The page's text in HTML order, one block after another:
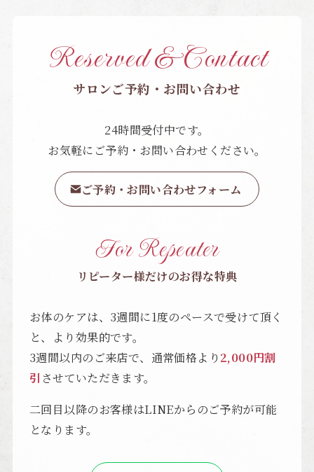
Reserved & Contact
サロンご予約・お問い合わせ
24時間受付中です。
お気軽にご予約・お問い合わせください。
ご予約・お問い合わせフォーム
For Repeater
リピーター様だけのお得な特典
お体のケアは、3週間に1度のペースで受けて頂く
と、より効果的です。
3週間以内のご来店で、通常価格より 2,000円割
引させていただきます。
二回目以降のお客様はLINEからのご予約が可能
となります。